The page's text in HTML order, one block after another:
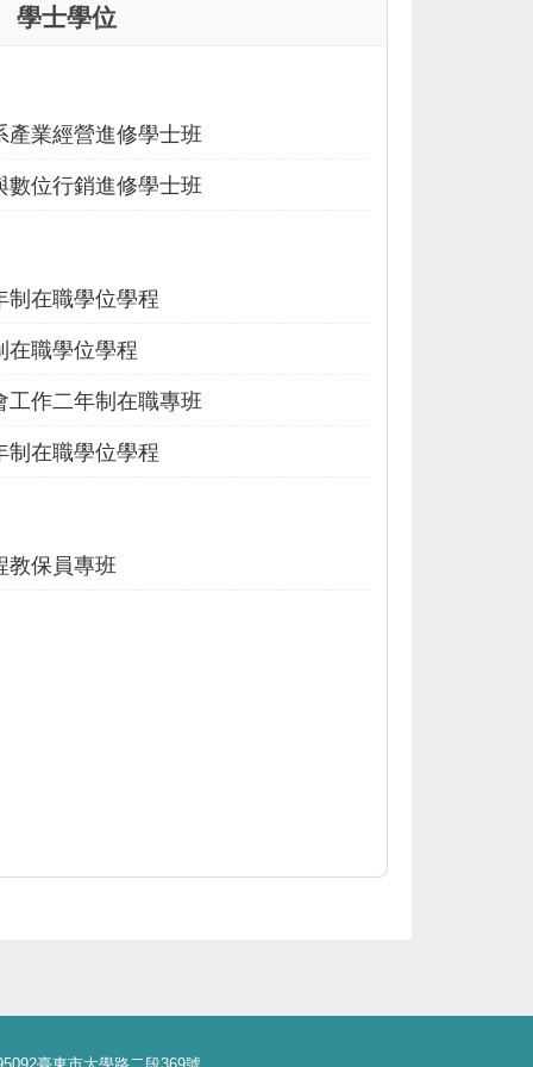
學士學位
產業經營進修學士班
數位行銷進修學士班
制在職學位學程
在職學位學程
工作二年制在職專班
制在職學位學程
教保員專班